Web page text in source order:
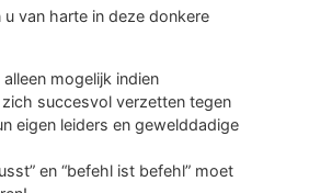
u van harte in deze donkere
mogelijk indien
zich succesvol verzetten tegen
eigen leiders en gewelddadige
en “befehl ist befehl” moet